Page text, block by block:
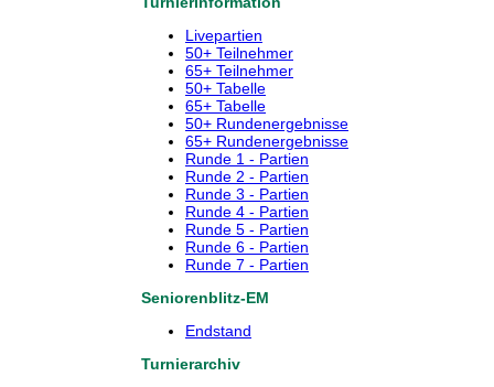
Livepartien
50+ Teilnehmer
65+ Teilnehmer
50+ Tabelle
65+ Tabelle
50+ Rundenergebnisse
65+ Rundenergebnisse
Runde 1 - Partien
Runde 2 - Partien
Runde 3 - Partien
Runde 4 - Partien
Runde 5 - Partien
Runde 6 - Partien
Runde 7 - Partien
Seniorenblitz-EM
Endstand
Turnierarchiv